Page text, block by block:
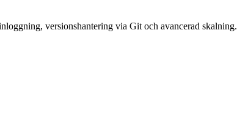
versionshantering via Git och avancerad skalning.